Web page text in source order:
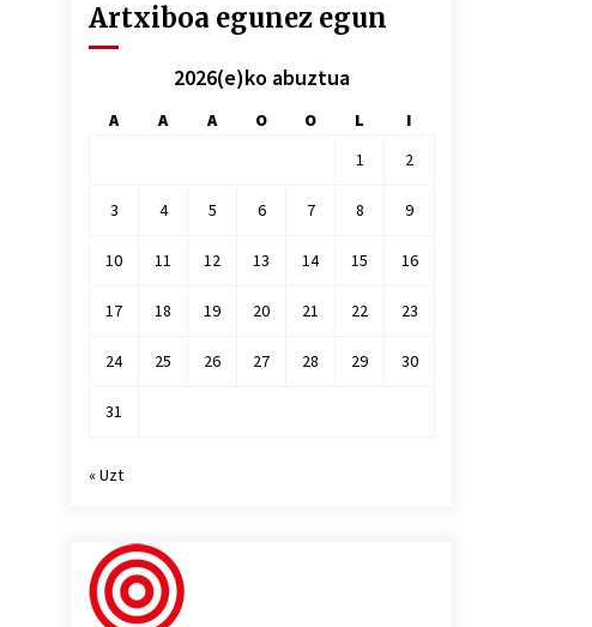
Artxiboa egunez egun
2026(e)ko abuztua
A A A O O L
I
1
2
3 4 5 6 7 8 9
10 11 12 13 14 15 16
17 18 19 20 21 22 23
24 25 26 27 28 29 30
31
« Uzt